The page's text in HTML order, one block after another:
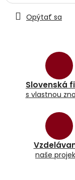
Slovenská
s vlastnou
naše
Opýtať sa